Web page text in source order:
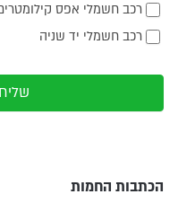
רכב חשמלי אפס
רכב חשמלי יד שניה
הכתבות החמות